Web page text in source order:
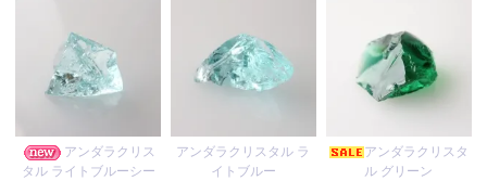
アンダラクリス
タル ライトブルーシー
アンダラクリスタル ラ
イトブルー
アンダラクリスタ
ル グリーン